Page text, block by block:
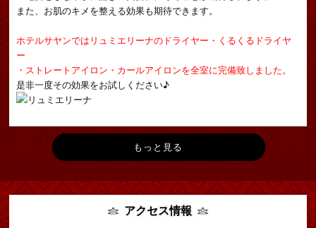
また、お肌のキメを整える効果も期待できます。
ホテルサヤンではリュミエリーナのドライヤー・くるくるドライヤ
ー
・ストレートアイロン・カールアイロンを全室に完備致しました。
是非一度その効果をお試しください♪
もっと見る
アクセス情報